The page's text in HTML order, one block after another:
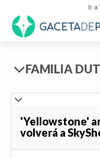
Ir a
FAMILIA
'Yellowstone'
volverá a